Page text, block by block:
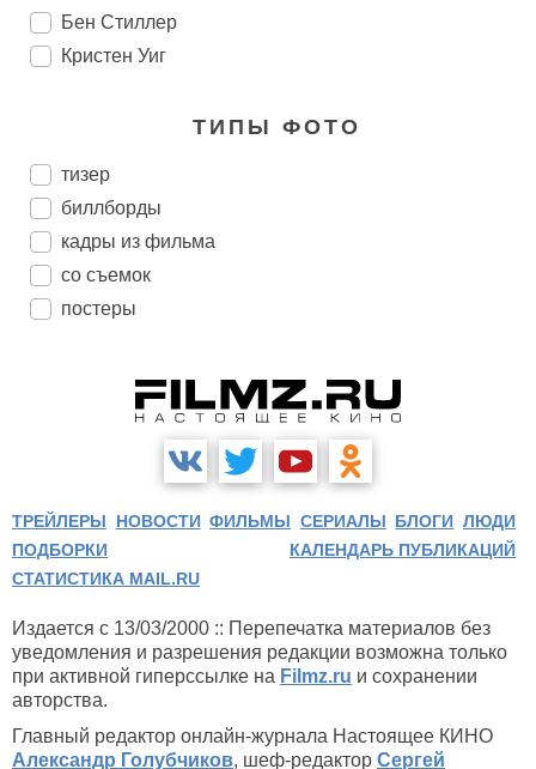
Бен Стиллер
Кристен Уиг
ТИПЫ ФОТО
тизер
биллборды
кадры из фильма
со съемок
постеры
ТРЕЙЛЕРЫ НОВОСТИ ФИЛЬМЫ СЕРИАЛЫ БЛОГИ ЛЮДИ
ПОДБОРКИ
КАЛЕНДАРЬ ПУБЛИКАЦИЙ
СТАТИСТИКА MAIL.RU
Издается с 13/03/2000 :: Перепечатка материалов без
уведомления и разрешения редакции возможна только
при активной гиперссылке на Filmz.ru и сохранении
авторства.
Главный редактор онлайн-журнала Настоящее КИНО
Александр Голубчиков, шеф-редактор Сергей